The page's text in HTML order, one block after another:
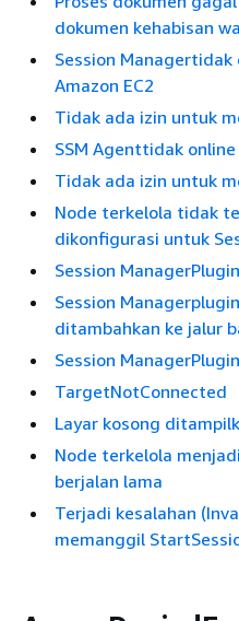
dokumen kehabisan
Session
Amazon EC2
Tidak ada izin untuk
SSM Agenttidak online
Tidak ada izin untuk
Node terkelola tidak
dikonfigurasi untuk
Session
Session
ditambahkan ke jalur
Session
TargetNotConnected
Layar kosong
Node terkelola
berjalan lama
Terjadi kesalahan
memanggil